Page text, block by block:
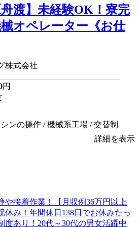
舟渡】未経験OK！寮完
オペレーター《お仕
株式会社
円
ンの操作 / 機械系工場 / 交替制
詳細を表示